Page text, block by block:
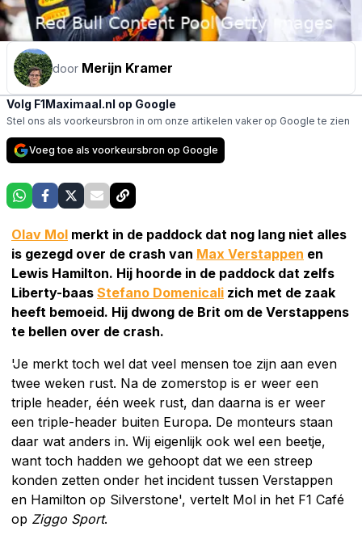
door Merijn Kramer
Volg F1Maximaal.nl op Google
Stel ons als voorkeursbron in om onze artikelen vaker op Google te zien
Voeg toe als voorkeursbron op Google
Olav Mol merkt in de paddock dat nog lang niet alles
is gezegd over de crash van Max Verstappen en
Lewis Hamilton. Hij hoorde in de paddock dat zelfs
Liberty-baas Stefano Domenicali zich met de zaak
heeft bemoeid. Hij dwong de Brit om de Verstappens
te bellen over de crash.
'Je merkt toch wel dat veel mensen toe zijn aan even
twee weken rust. Na de zomerstop is er weer een
triple header, één week rust, dan daarna is er weer
een triple-header buiten Europa. De monteurs staan
daar wat anders in. Wij eigenlijk ook wel een beetje,
want toch hadden we gehoopt dat we een streep
konden zetten onder het incident tussen Verstappen
en Hamilton op Silverstone', vertelt Mol in het F1 Café
op Ziggo Sport.